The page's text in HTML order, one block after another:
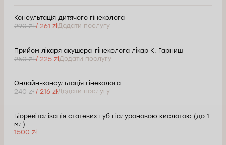
Консультація дитячого гінеколога
290 zł/ 261 złДодати послугу
Прийом лікаря акушера-гінеколога лікар К. Гарниш
250 zł/ 225 złДодати послугу
Онлайн-консультація гінеколога
240 zł/ 216 złДодати послугу
Біоревіталізація статевих губ гіалуроновою кислотою (до 1
мл)
1500 zł